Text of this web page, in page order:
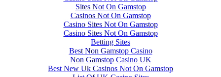
Sites Not On Gamstop
Casinos Not On Gamstop
Casino Sites Not On Gamstop
Casino Sites Not On Gamstop
Betting Sites
Best Non Gamstop Casino
Non Gamstop Casino UK
Best New Uk Casinos Not On Gamstop